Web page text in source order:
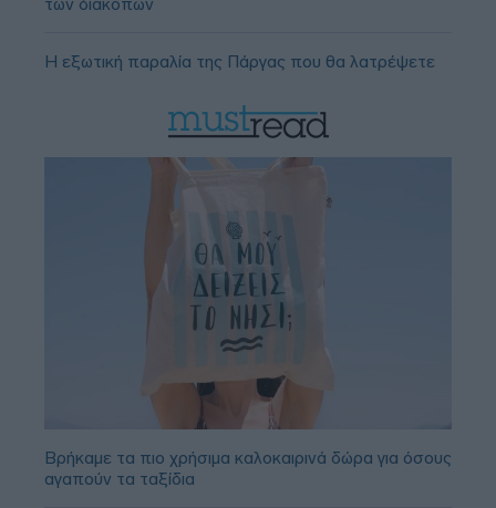
Η εξωτική παραλία της Πάργας που θα λατρέψετε
Βρήκαμε τα πιο χρήσιμα καλοκαιρινά δώρα για όσους
αγαπούν τα ταξίδια